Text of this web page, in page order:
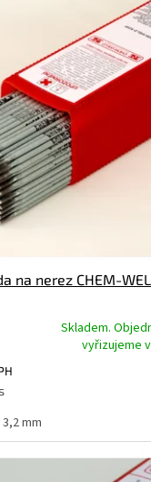
na nerez CHEM-
Skladem.
vyřizujeme
3,2 mm